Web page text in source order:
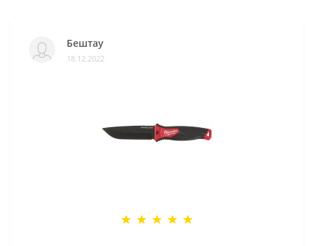
Бештау
18.12.2022